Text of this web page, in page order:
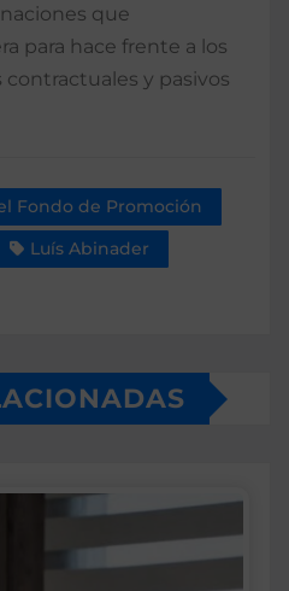
que
para hace frente a los
y pasivos
Fondo de Promoción
Luís Abinader